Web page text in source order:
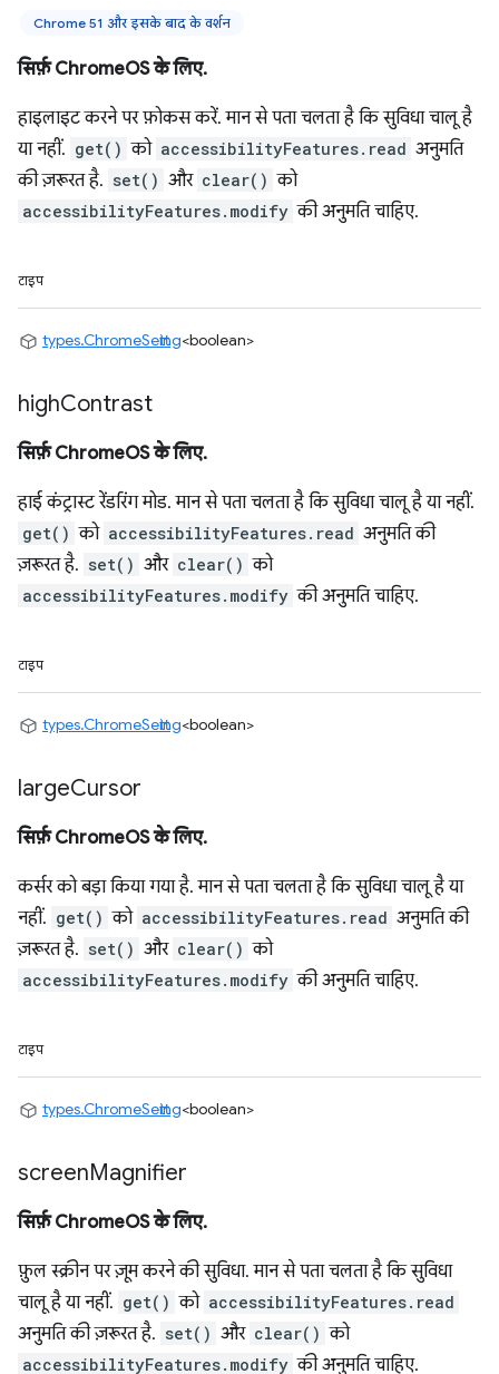
Chrome 51 और इसके बाद के वर्शन
सिर्फ़ ChromeOS के लिए.
हाइलाइट करने पर फ़ोकस करें. मान से पता चलता है कि सुविधा चालू है
या नहीं. get() को accessibilityFeatures.read अनुमति
की ज़रूरत है. set() और clear() को
accessibilityFeatures.modify की अनुमति चाहिए.
टाइप
types.ChromeSetting<boolean>
highContrast
सिर्फ़ ChromeOS के लिए.
हाई कंट्रास्ट रेंडरिंग मोड. मान से पता चलता है कि सुविधा चालू है या नहीं.
get() को accessibilityFeatures.read अनुमति की
ज़रूरत है. set() और clear() को
accessibilityFeatures.modify की अनुमति चाहिए.
टाइप
types.ChromeSetting<boolean>
largeCursor
सिर्फ़ ChromeOS के लिए.
कर्सर को बड़ा किया गया है. मान से पता चलता है कि सुविधा चालू है या
नहीं. get() को accessibilityFeatures.read अनुमति की
ज़रूरत है. set() और clear() को
accessibilityFeatures.modify की अनुमति चाहिए.
टाइप
types.ChromeSetting<boolean>
screenMagnifier
सिर्फ़ ChromeOS के लिए.
फ़ुल स्क्रीन पर ज़ूम करने की सुविधा. मान से पता चलता है कि सुविधा
चालू है या नहीं. get() को accessibilityFeatures.read
अनुमति की ज़रूरत है. set() और clear() को
accessibilityFeatures.modify की अनुमति चाहिए.